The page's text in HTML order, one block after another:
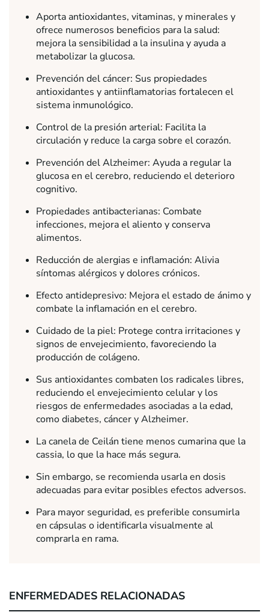
Aporta antioxidantes, vitaminas, y minerales y
ofrece numerosos beneficios para la salud:
mejora la sensibilidad a la insulina y ayuda a
metabolizar la glucosa.
Prevención del cáncer: Sus propiedades
antioxidantes y antiinflamatorias fortalecen el
sistema inmunológico.
Control de la presión arterial: Facilita la
circulación y reduce la carga sobre el corazón.
Prevención del Alzheimer: Ayuda a regular la
glucosa en el cerebro, reduciendo el deterioro
cognitivo.
Propiedades antibacterianas: Combate
infecciones, mejora el aliento y conserva
alimentos.
Reducción de alergias e inflamación: Alivia
síntomas alérgicos y dolores crónicos.
Efecto antidepresivo: Mejora el estado de ánimo y
combate la inflamación en el cerebro.
Cuidado de la piel: Protege contra irritaciones y
signos de envejecimiento, favoreciendo la
producción de colágeno.
Sus antioxidantes combaten los radicales libres,
reduciendo el envejecimiento celular y los
riesgos de enfermedades asociadas a la edad,
como diabetes, cáncer y Alzheimer.
La canela de Ceilán tiene menos cumarina que la
cassia, lo que la hace más segura.
Sin embargo, se recomienda usarla en dosis
adecuadas para evitar posibles efectos adversos.
Para mayor seguridad, es preferible consumirla
en cápsulas o identificarla visualmente al
comprarla en rama.
ENFERMEDADES RELACIONADAS